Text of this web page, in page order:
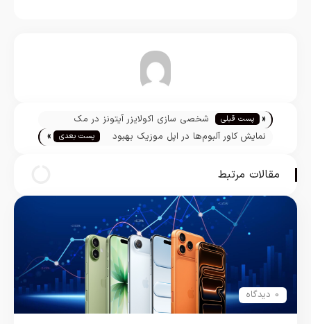
تیم تحریریه « پست قبلی
شخصی سازی اکولایزر آیتونز در مک
نمایش کاور آلبوم‌ها در اپل موزیک بهبود
پست بعدی »
مقالات مرتبط
0 دیدگاه